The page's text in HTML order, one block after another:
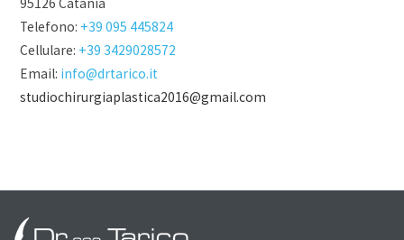
Telefono: +39 095 445824
Cellulare: +39 3429028572
Email: info@drtarico.it
studiochirurgiaplastica2016@gmail.com